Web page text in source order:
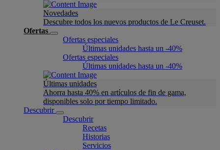
Novedades
Descubre todos los nuevos productos de Le Creuset.
Ofertas
Ofertas especiales
Últimas unidades hasta un -40%
Ofertas especiales
Últimas unidades hasta un -40%
Últimas unidades
Ahorra hasta 40% en artículos de fin de gama,
disponibles solo por tiempo limitado.
Descubrir
Descubrir
Recetas
Historias
Servicios